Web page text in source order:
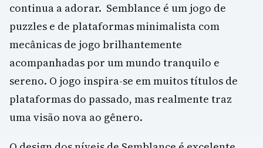
continua a adorar. Semblance é um jogo de
puzzles e de plataformas minimalista com
mecânicas de jogo brilhantemente
acompanhadas por um mundo tranquilo e
sereno. O jogo inspira-se em muitos títulos de
plataformas do passado, mas realmente traz
uma visão nova ao gênero.